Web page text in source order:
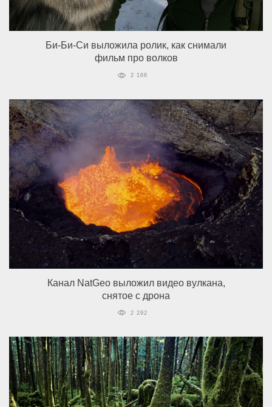
Би-Би-Си выложила ролик, как снимали
фильм про волков
2 166
Канал NatGeo выложил видео вулкана,
снятое с дрона
2 292